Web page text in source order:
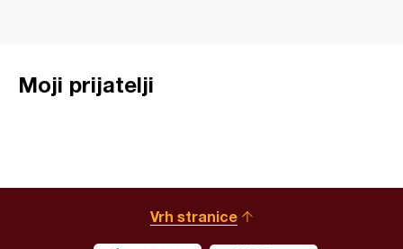
Moji prijatelji
Vrh stranice